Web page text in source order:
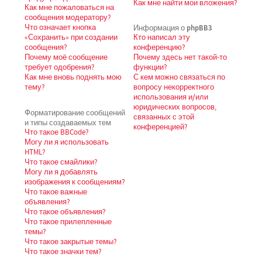
Как мне пожаловаться на
сообщения модератору?
Что означает кнопка
«Сохранить» при создании
сообщения?
Почему моё сообщение
требует одобрения?
Как мне вновь поднять мою
тему?
Форматирование сообщений
и типы создаваемых тем
Что такое BBCode?
Могу ли я использовать
HTML?
Что такое смайлики?
Могу ли я добавлять
изображения к сообщениям?
Что такое важные
объявления?
Что такое объявления?
Что такое прилепленные
темы?
Что такое закрытые темы?
Что такое значки тем?
Как мне найти мои вложения?
Информация о phpBB3
Кто написал эту
конференцию?
Почему здесь нет такой-то
функции?
С кем можно связаться по
вопросу некорректного
использования и/или
юридических вопросов,
связанных с этой
конференцией?